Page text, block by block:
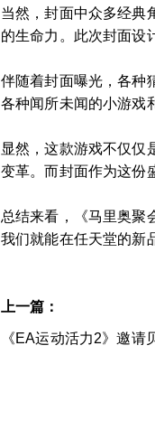
当然，封面中众多经典
的生命力。此次封面设
伴随着封面曝光，各种
各种闻所未闻的小游戏
显然，这款游戏不仅仅
变革。而封面作为这份
总结来看，《马里奥聚
我们就能在任天堂的新
上一篇：
《EA运动活力2》邀